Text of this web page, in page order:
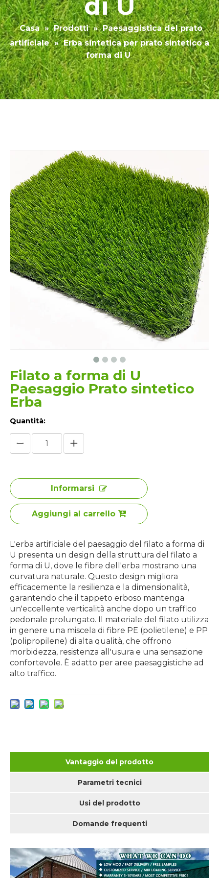
di U
Casa » Prodotti » Paesaggistica del prato
artificiale » Erba sintetica per prato sintetico a
forma di U
Filato a forma di U
Paesaggio Prato sintetico
Erba
Quantità:
Informarsi
Aggiungi al carrello
L'erba artificiale del paesaggio del filato a forma di
U presenta un design della struttura del filato a
forma di U, dove le fibre dell'erba mostrano una
curvatura naturale. Questo design migliora
efficacemente la resilienza e la dimensionalità,
garantendo che il tappeto erboso mantenga
un'eccellente verticalità anche dopo un traffico
pedonale prolungato. Il materiale del filato utilizza
in genere una miscela di fibre PE (polietilene) e PP
(polipropilene) di alta qualità, che offrono
morbidezza, resistenza all'usura e una sensazione
confortevole. È adatto per aree paesaggistiche ad
alto traffico.
Vantaggio del prodotto
Parametri tecnici
Usi del prodotto
Domande frequenti